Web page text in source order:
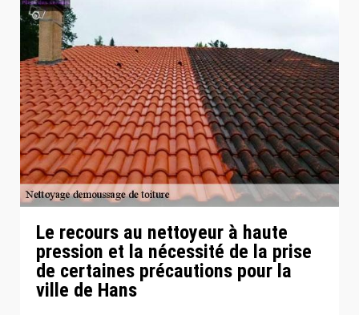
Le recours au nettoyeur à haute
pression et la nécessité de la prise
de certaines précautions pour la
ville de Hans